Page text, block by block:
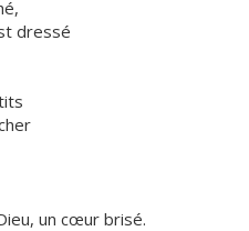
dressé
un cœur brisé.